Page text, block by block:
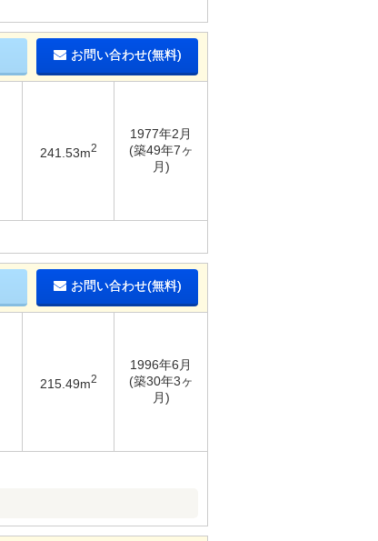
お問い合わせ(無料)
241.53m2
1977年2月
(築49年7ヶ
月)
お問い合わせ(無料)
215.49m2
1996年6月
(築30年3ヶ
月)